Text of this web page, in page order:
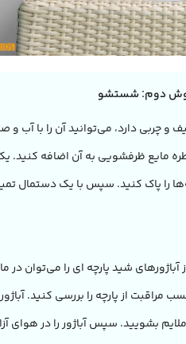
دوم: شستشو
و چربی دارد، می‌توانید آن را با آب و
مایع ظرفشویی به آن اضافه کنید.
را پاک کنید. سپس با یک دستمال
آباژورهای شید پارچه ای را می‌توان در
از پارچه را بررسی کنید.
بشویید. سپس آباژور را در هوای